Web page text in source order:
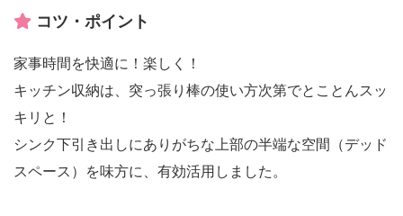
コツ・ポイント
家事時間を快適に！楽しく！
キッチン収納は、突っ張り棒の使い方次第でとことんスッ
キリと！
シンク下引き出しにありがちな上部の半端な空間（デッド
スペース）を味方に、有効活用しました。